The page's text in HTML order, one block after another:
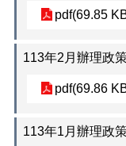
政
策
安
全
pdf(69.85
113年2月辦理政
pdf(69.86
113年1月辦理政